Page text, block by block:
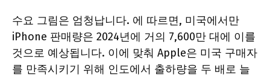
수요 그림은 엄청납니다. 에 따르면, 미국에서만
iPhone 판매량은 2024년에 거의 7,600만 대에 이를
것으로 예상됩니다. 이에 맞춰 Apple은 미국 구매자
를 만족시키기 위해 인도에서 출하량을 두 배로 늘